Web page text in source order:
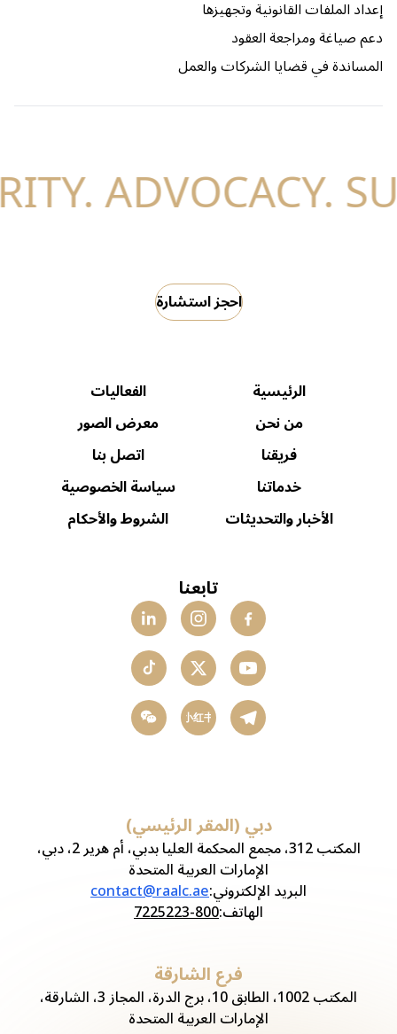
إعداد الملفات القانونية وتجهيزها
دعم صياغة ومراجعة العقود
المساندة في قضايا الشركات والعمل
احجز استشارة
الرئيسية
من نحن
فريقنا
خدماتنا
الأخبار والتحديثات
الفعاليات
معرض الصور
اتصل بنا
سياسة الخصوصية
الشروط والأحكام
تابعنا
小红书
دبي (المقر الرئيسي)
المكتب 312، مجمع المحكمة العليا بدبي، أم هرير 2، دبي،
الإمارات العربية المتحدة
البريد الإلكتروني:
contact@raalc.ae
الهاتف:
800-7225223
فرع الشارقة
المكتب 1002، الطابق 10، برج الدرة، المجاز 3، الشارقة،
الإمارات العربية المتحدة